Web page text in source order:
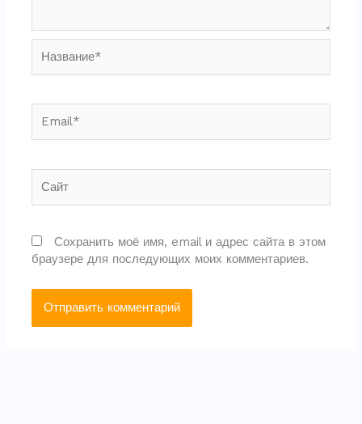
Сохранить моё имя, email и адрес сайта в этом
браузере для последующих моих комментариев.